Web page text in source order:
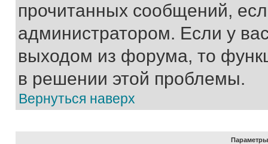
прочитанных сообщений,
администратором. Если у
выходом из форума, то
в решении этой проблемы.
Вернуться наверх
Параметры